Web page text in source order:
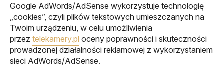
Google AdWords/AdSense wykorzystuje technologię
„cookies”, czyli plików tekstowych umieszczanych na
Twoim urządzeniu, w celu umożliwienia
przez telekamery.pl oceny poprawności i skuteczności
prowadzonej działalności reklamowej z wykorzystaniem
sieci AdWords/AdSense.